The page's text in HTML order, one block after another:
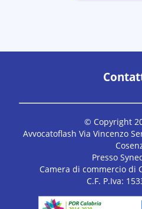
© Copyright
Avvocatoflash Via Vincenzo
Presso
Camera di commercio di
C.F. P.Iva: